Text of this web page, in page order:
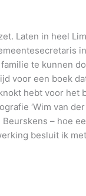
Laten in heel
te kunnen
voor een boek
hebt voor het
‘Wim van
Beurskens – hoe
besluit ik